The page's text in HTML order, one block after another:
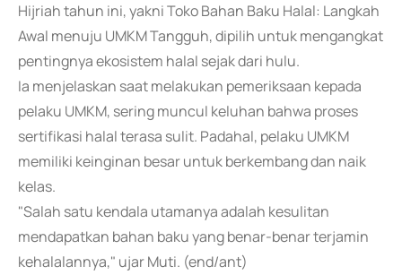
Hijriah tahun ini, yakni Toko Bahan Baku Halal: Langkah
Awal menuju UMKM Tangguh, dipilih untuk mengangkat
pentingnya ekosistem halal sejak dari hulu.
Ia menjelaskan saat melakukan pemeriksaan kepada
pelaku UMKM, sering muncul keluhan bahwa proses
sertifikasi halal terasa sulit. Padahal, pelaku UMKM
memiliki keinginan besar untuk berkembang dan naik
kelas.
"Salah satu kendala utamanya adalah kesulitan
mendapatkan bahan baku yang benar-benar terjamin
kehalalannya," ujar Muti. (end/ant)